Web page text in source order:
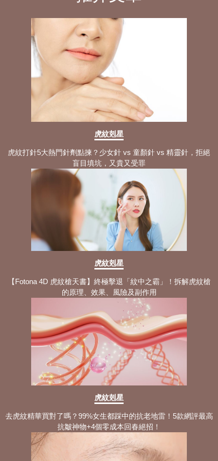
虎紋剋星
虎紋打針5大熱門針劑點揀？少女針 vs 童顏針 vs 精靈針，拒絕
盲目填坑，又貴又受罪
虎紋剋星
【Fotona 4D 虎紋槍天書】終極擊退「紋中之霸」！拆解虎紋槍
的原理、效果、風險及副作用
虎紋剋星
去虎紋精華買對了嗎？99%女生都踩中的抗老地雷！5款網評最高
抗皺神物+4個零成本回春絕招！